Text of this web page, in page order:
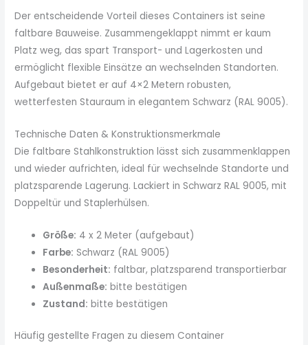
Der entscheidende Vorteil dieses Containers ist seine
faltbare Bauweise. Zusammengeklappt nimmt er kaum
Platz weg, das spart Transport- und Lagerkosten und
ermöglicht flexible Einsätze an wechselnden Standorten.
Aufgebaut bietet er auf 4×2 Metern robusten,
wetterfesten Stauraum in elegantem Schwarz (RAL 9005).
Technische Daten & Konstruktionsmerkmale
Die faltbare Stahlkonstruktion lässt sich zusammenklappen
und wieder aufrichten, ideal für wechselnde Standorte und
platzsparende Lagerung. Lackiert in Schwarz RAL 9005, mit
Doppeltür und Staplerhülsen.
Größe: 4 x 2 Meter (aufgebaut)
Farbe: Schwarz (RAL 9005)
Besonderheit: faltbar, platzsparend transportierbar
Außenmaße: bitte bestätigen
Zustand: bitte bestätigen
Häufig gestellte Fragen zu diesem Container